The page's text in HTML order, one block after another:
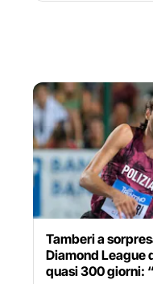
Tamberi a
Diamond League
quasi 300 giorni: